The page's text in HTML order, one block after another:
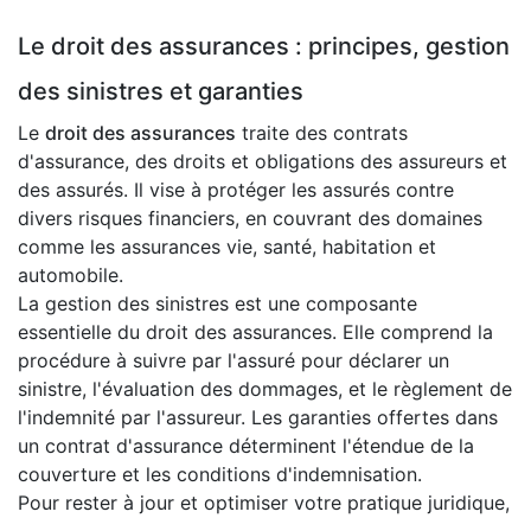
Le droit des assurances : principes, gestion
des sinistres et garanties
Le droit des assurances traite des contrats
d'assurance, des droits et obligations des assureurs et
des assurés. Il vise à protéger les assurés contre
divers risques financiers, en couvrant des domaines
comme les assurances vie, santé, habitation et
automobile.
La gestion des sinistres est une composante
essentielle du droit des assurances. Elle comprend la
procédure à suivre par l'assuré pour déclarer un
sinistre, l'évaluation des dommages, et le règlement de
l'indemnité par l'assureur. Les garanties offertes dans
un contrat d'assurance déterminent l'étendue de la
couverture et les conditions d'indemnisation.
Pour rester à jour et optimiser votre pratique juridique,